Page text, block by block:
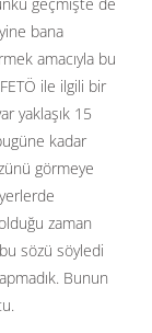
bana
amacıyla bu
ile ilgili bir
yaklaşık 15
kadar
görmeye
zaman
sözü söyledi
Bunun